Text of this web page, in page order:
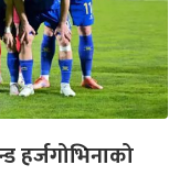
हर्जगोभिनाको